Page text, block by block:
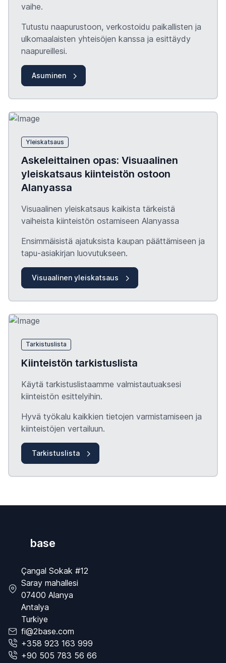
vaihe.
Tutustu naapurustoon, verkostoidu paikallisten ja
ulkomaalaisten yhteisöjen kanssa ja esittäydy
naapureillesi.
Asuminen
Yleiskatsaus
Askeleittainen opas: Visuaalinen
yleiskatsaus kiinteistön ostoon
Alanyassa
Visuaalinen yleiskatsaus kaikista tärkeistä
vaiheista kiinteistön ostamiseen Alanyassa
Ensimmäisistä ajatuksista kaupan päättämiseen ja
tapu-asiakirjan luovutukseen.
Visuaalinen yleiskatsaus
Tarkistuslista
Kiinteistön tarkistuslista
Käytä tarkistuslistaamme valmistautuaksesi
kiinteistön esittelyihin.
Hyvä työkalu kaikkien tietojen varmistamiseen ja
kiinteistöjen vertailuun.
Tarkistuslista
base
Çangal Sokak #12
Saray mahallesi
07400 Alanya
Antalya
Turkiye
fi@2base.com
+358 923 163 999
+90 505 783 56 66